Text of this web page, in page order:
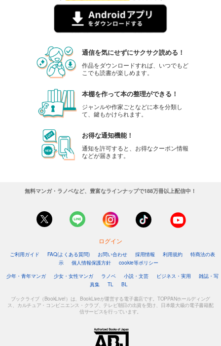
通信を気にせずにサクサク読める！
作品をダウンロードすれば、いつでもど
こでも読書が楽しめます。
本棚を作って本の整理ができる！
ジャンルや作家ごとなどに本を分類し
て、鍵もかけられます。
お得な通知機能！
通知を許可すると、お得なクーポン情報
などが届きます。
無料マンガ・ラノベなど、豊富なラインナップで188万冊以上配信中！
ログイン
ご利用ガイド FAQ(よくある質問) お問い合わせ 採用情報 利用規約
特商法の表
示
個人情報保護方針
cookie等ポリシー
少年・青年マンガ
少女・女性マンガ ラノベ 小説・文芸 ビジネス・実用
雑誌・写
真集
TL BL
ブックライブ（BookLive!）は、BookLiveが運営する電子書店です。TOPPANホールディング
ス、カルチュア・コンビニエンス・クラブ、テレビ朝日の出資を受け、日本最大級の電子書籍配
信サービスを行っています。